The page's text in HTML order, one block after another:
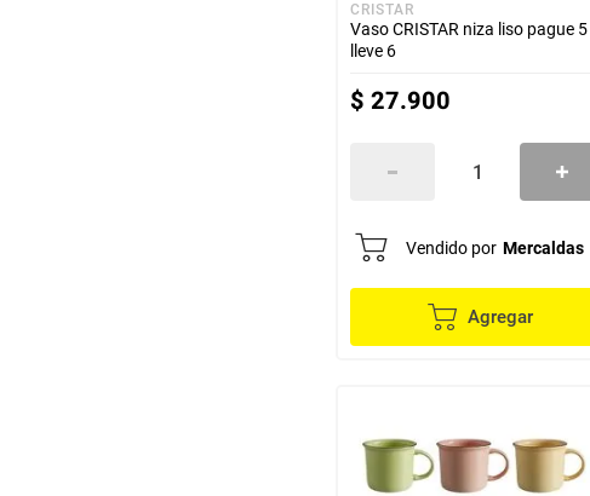
CRISTAR
Vaso CRISTAR niza liso pague 5
lleve 6
$ 27.900
Vendido por Mercaldas
Agregar